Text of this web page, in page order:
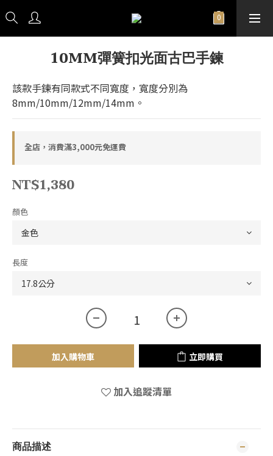
10MM彈簧扣光面古巴手鍊
該款手鍊有同款式不同寬度，寬度分別為
8mm/10mm/12mm/14mm。
全店，消費滿3,000元免運費
NT$1,380
顏色
長度
加入購物車 立即購買
加入追蹤清單
商品描述